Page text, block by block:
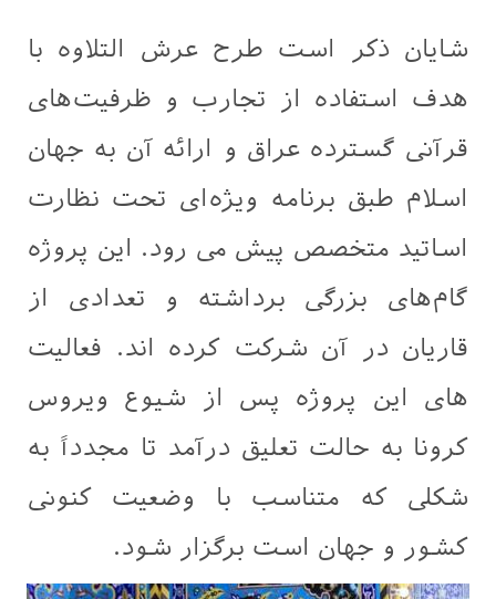
شایان ذکر است طرح عرش التلاوه با
هدف استفاده از تجارب و ظرفیت‌های
قرآنی گسترده عراق و ارائه آن به جهان
اسلام طبق برنامه ویژه‌ای تحت نظارت
اساتید متخصص پیش می رود. این پروژه
گام‌های بزرگی برداشته و تعدادی از
قاریان در آن شرکت کرده اند. فعالیت
های این پروژه پس از شیوع ویروس
کرونا به حالت تعلیق درآمد تا مجدداً به
شکلی که متناسب با وضعیت کنونی
کشور و جهان است برگزار شود.